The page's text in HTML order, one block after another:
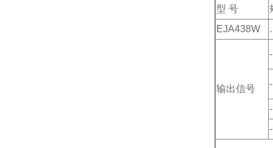
型 号
EJA438W
输出信号